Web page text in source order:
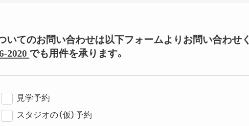
いてのお問い合わせは以下フォームよりお問い合わせく
2020 でも用件を承ります。
見学予約
スタジオの（仮）予約